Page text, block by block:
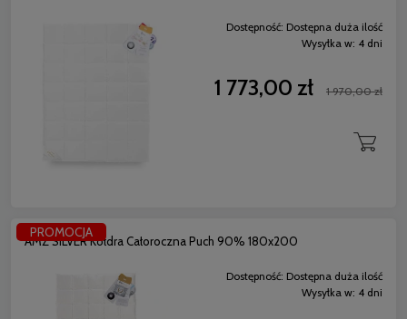
Dostępność: Dostępna duża ilość
Wysyłka w: 4 dni
1 773,00 zł 1 970,00 zł
AMZ SILVER Kołdra Całoroczna Puch 90% 180x200
Dostępność: Dostępna duża ilość
Wysyłka w: 4 dni
PROMOCJA